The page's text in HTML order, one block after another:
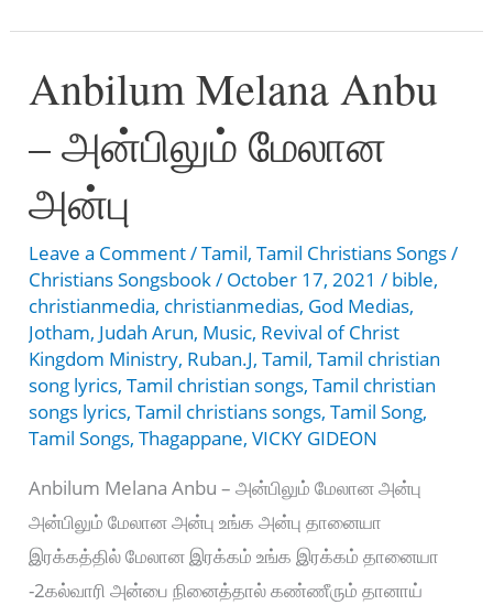
–
Vallamai
udayavar
Magimaiyanathai
Anbilum Melana Anbu
– அன்பிலும் மேலான
அன்பு
Leave a Comment/Tamil,Tamil Christians Songs/
Christians Songsbook/ October 17, 2021/ bible,
christianmedia, christianmedias, God Medias,
Jotham, Judah Arun, Music, Revival of Christ
Kingdom Ministry, Ruban.J,Tamil,Tamil christian
song lyrics,Tamil christian songs,Tamil christian
songs lyrics,Tamil christians songs,Tamil Song,
Tamil Songs,Thagappane,VICKY GIDEON
Anbilum Melana Anbu – அன்பிலும் மேலான அன்பு
அன்பிலும் மேலான அன்பு உங்க அன்பு தானையா
இரக்கத்தில் மேலான இரக்கம் உங்க இரக்கம் தானையா
-2கல்வாரி அன்பை நினைத்தால் கண்ணீரும் தானாய்